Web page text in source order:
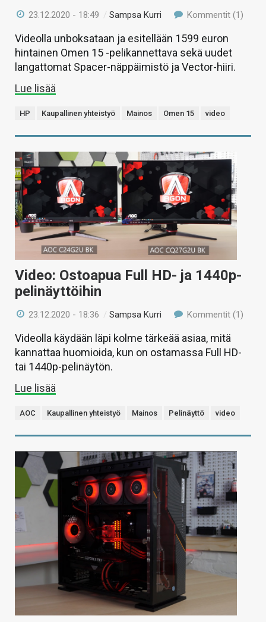
23.12.2020 - 18:49 /Sampsa Kurri Kommentit (1)
Videolla unboksataan ja esitellään 1599 euron
hintainen Omen 15 -pelikannettava sekä uudet
langattomat Spacer-näppäimistö ja Vector-hiiri.
Lue lisää
HP Kaupallinen yhteistyö Mainos Omen 15 video
Video: Ostoapua Full HD- ja 1440p-
pelinäyttöihin
23.12.2020 - 18:36 /Sampsa Kurri Kommentit (1)
Videolla käydään läpi kolme tärkeää asiaa, mitä
kannattaa huomioida, kun on ostamassa Full HD-
tai 1440p-pelinäytön.
Lue lisää
AOC Kaupallinen yhteistyö Mainos Pelinäyttö video